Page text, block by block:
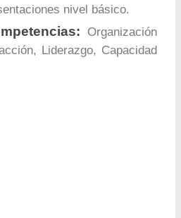
nivel básico.
Organización
Liderazgo, Capacidad